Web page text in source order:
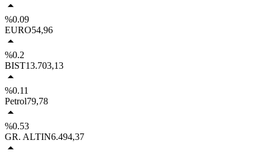
%0.09
EURO54,96
%0.2
BIST13.703,13
%0.11
Petrol79,78
%0.53
GR. ALTIN6.494,37